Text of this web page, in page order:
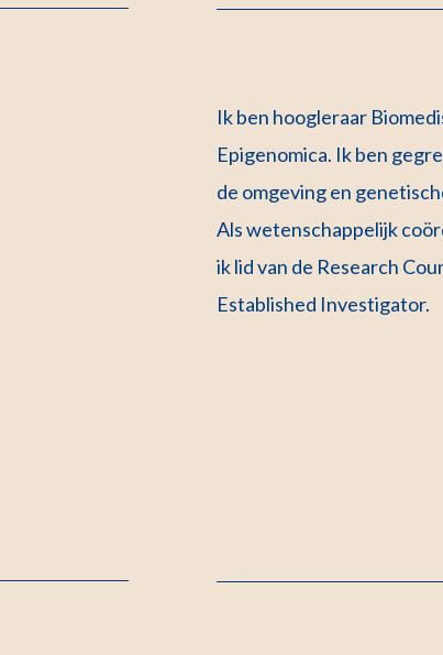
Ik ben hoogleraar
Epigenomica. Ik ben
de omgeving en
Als wetenschappelijk
ik lid van de Research
Established Investigator.